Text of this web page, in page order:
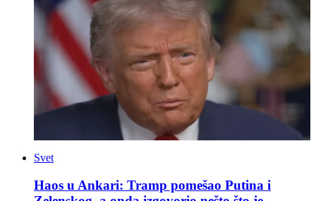
Svet
Haos u Ankari: Tramp pomešao Putina i